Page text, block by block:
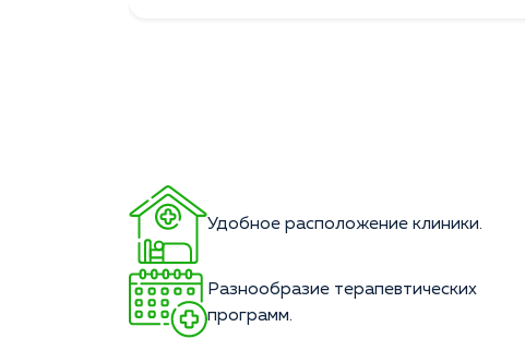
Удобное расположение клиники.
Разнообразие терапевтических
программ.